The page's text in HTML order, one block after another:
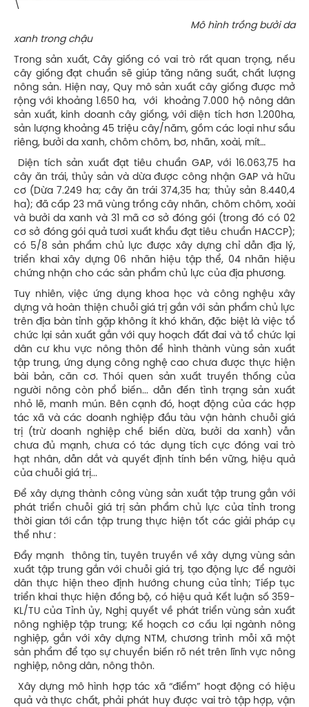
\
Mô hình trồng bưởi da
xanh trong chậu
Trong sản xuất, Cây giống có vai trò rất quan trọng, nếu
cây giống đạt chuẩn sẽ giúp tăng năng suất, chất lượng
nông sản. Hiện nay, Quy mô sản xuất cây giống được mở
rộng với khoảng 1.650 ha, với khoảng 7.000 hộ nông dân
sản xuất, kinh doanh cây giống, với diện tích hơn 1.200ha,
sản lượng khoảng 45 triệu cây/năm, gồm các loại như sầu
riêng, bưởi da xanh, chôm chôm, bơ, nhãn, xoài, mít…
Diện tích sản xuất đạt tiêu chuẩn GAP, với 16.063,75 ha
cây ăn trái, thủy sản và dừa được công nhận GAP và hữu
cơ (Dừa 7.249 ha; cây ăn trái 374,35 ha; thủy sản 8.440,4
ha); đã cấp 23 mã vùng trồng cây nhãn, chôm chôm, xoài
và bưởi da xanh và 31 mã cơ sở đóng gói (trong đó có 02
cơ sở đóng gói quả tươi xuất khẩu đạt tiêu chuẩn HACCP);
có 5/8 sản phẩm chủ lực được xây dựng chỉ dẫn địa lý,
triển khai xây dựng 06 nhãn hiệu tập thể, 04 nhãn hiệu
chứng nhận cho các sản phẩm chủ lực của địa phương.
Tuy nhiên, việc ứng dụng khoa học và công nghệu xây
dựng và hoàn thiện chuỗi giá trị gắn với sản phẩm chủ lực
trên địa bàn tỉnh gặp không ít khó khăn, đặc biệt là việc tổ
chức lại sản xuất gắn với quy hoạch đất đai và tổ chức lại
dân cư khu vực nông thôn để hình thành vùng sản xuất
tập trung, ứng dụng công nghệ cao chưa được thực hiện
bài bản, căn cơ. Thói quen sản xuất truyền thống của
người nông còn phổ biến... dẫn đến tình trạng sản xuất
nhỏ lẽ, manh mún. Bên cạnh đó, hoạt động của các hợp
tác xã và các doanh nghiệp đầu tàu vận hành chuỗi giá
trị (trừ doanh nghiệp chế biến dừa, bưởi da xanh) vẫn
chưa đủ mạnh, chưa có tác dụng tích cực đóng vai trò
hạt nhân, dẫn dắt và quyết định tính bền vững, hiệu quả
của chuỗi giá trị...
Để xây dựng thành công vùng sản xuất tập trung gắn với
phát triển chuỗi giá trị sản phẩm chủ lực của tỉnh trong
thời gian tới cần tập trung thực hiện tốt các giải pháp cụ
thể như :
Đẩy mạnh thông tin, tuyên truyền về xây dựng vùng sản
xuất tập trung gắn với chuỗi giá trị, tạo động lực để người
dân thực hiện theo định hướng chung của tỉnh; Tiếp tục
triển khai thực hiện đồng bộ, có hiệu quả Kết luận số 359-
KL/TU của Tỉnh ủy, Nghị quyết về phát triển vùng sản xuất
nông nghiệp tập trung; Kế hoạch cơ cấu lại ngành nông
nghiệp, gắn với xây dựng NTM, chương trình mỗi xã một
sản phẩm để tạo sự chuyển biến rõ nét trên lĩnh vực nông
nghiệp, nông dân, nông thôn.
Xây dựng mô hình hợp tác xã “điểm” hoạt động có hiệu
quả và thực chất, phải phát huy được vai trò tập hợp, vận